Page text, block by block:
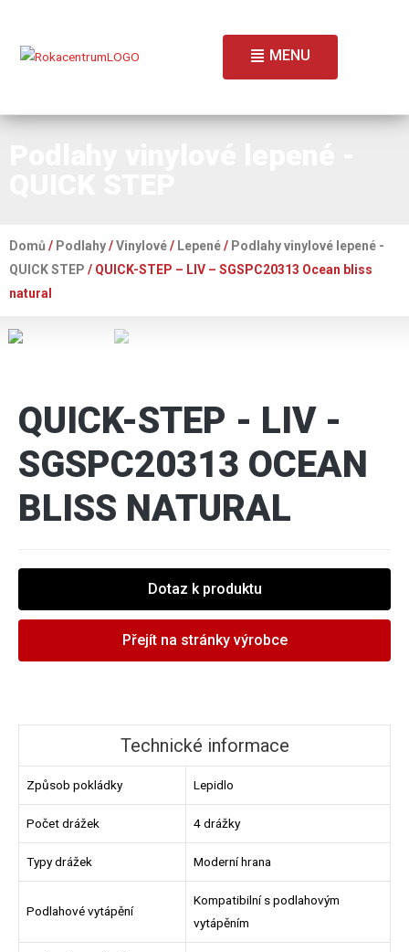
MENU
Domů / Podlahy/Vinylové/ Lepené/ Podlahy vinylové lepené -
QUICK STEP / QUICK-STEP – LIV – SGSPC20313 Ocean bliss
natural
QUICK-STEP - LIV -
SGSPC20313 OCEAN
BLISS NATURAL
Dotaz k produktu
Přejít na stránky výrobce
Technické informace
Způsob pokládky Lepidlo
Počet drážek 4 drážky
Typy drážek Moderní hrana
Podlahové vytápění
Kompatibilní s podlahovým
vytápěním